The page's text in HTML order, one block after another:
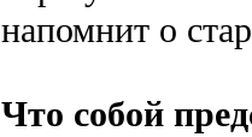
напомнит о
Что собой